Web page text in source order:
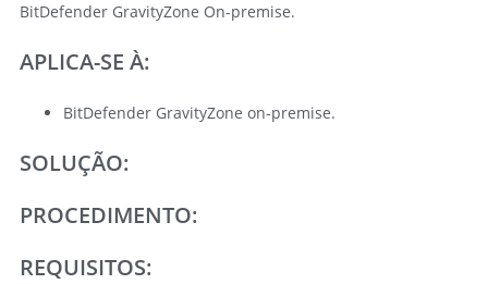
BitDefender GravityZone On-premise.
APLICA-SE À:
BitDefender GravityZone on-premise.
SOLUÇÃO:
PROCEDIMENTO:
REQUISITOS: